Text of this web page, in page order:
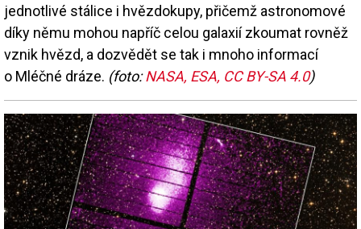
jednotlivé stálice i hvězdokupy, přičemž astronomové
díky němu mohou napříč celou galaxií zkoumat rovněž
vznik hvězd, a dozvědět se tak i mnoho informací
o Mléčné dráze. (foto:NASA, ESA, CC BY-SA 4.0)